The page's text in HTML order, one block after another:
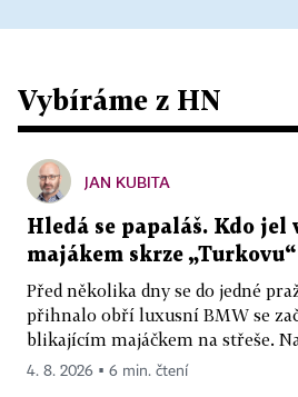
Vybíráme z HN
JAN KUBITA
Hledá se papaláš. Kdo jel
majákem skrze
Před několika dny se do jedné
přihnalo obří luxusní BMW se
blikajícím majáčkem na střeše.
4. 8. 2026 ▪ 6 min. čtení